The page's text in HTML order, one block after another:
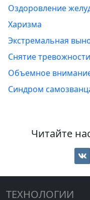
Оздоровление
Харизма
Экстремальная
Снятие тревожности
Объемное
Синдром
Читайте
ТЕХНОЛОГИИ